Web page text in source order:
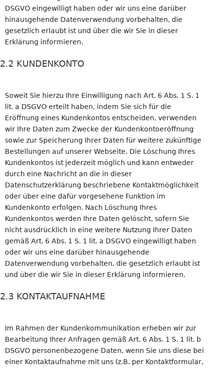
DSGVO eingewilligt haben oder wir uns eine darüber
hinausgehende Datenverwendung vorbehalten, die
gesetzlich erlaubt ist und über die wir Sie in dieser
Erklärung informieren.
2.2 KUNDENKONTO
Soweit Sie hierzu Ihre Einwilligung nach Art. 6 Abs. 1 S. 1
lit. a DSGVO erteilt haben, indem Sie sich für die
Eröffnung eines Kundenkontos entscheiden, verwenden
wir Ihre Daten zum Zwecke der Kundenkontoeröffnung
sowie zur Speicherung Ihrer Daten für weitere zukünftige
Bestellungen auf unserer Webseite. Die Löschung Ihres
Kundenkontos ist jederzeit möglich und kann entweder
durch eine Nachricht an die in dieser
Datenschutzerklärung beschriebene Kontaktmöglichkeit
oder über eine dafür vorgesehene Funktion im
Kundenkonto erfolgen. Nach Löschung Ihres
Kundenkontos werden Ihre Daten gelöscht, sofern Sie
nicht ausdrücklich in eine weitere Nutzung Ihrer Daten
gemäß Art. 6 Abs. 1 S. 1 lit. a DSGVO eingewilligt haben
oder wir uns eine darüber hinausgehende
Datenverwendung vorbehalten, die gesetzlich erlaubt ist
und über die wir Sie in dieser Erklärung informieren.
2.3 KONTAKTAUFNAHME
Im Rahmen der Kundenkommunikation erheben wir zur
Bearbeitung Ihrer Anfragen gemäß Art. 6 Abs. 1 S. 1 lit. b
DSGVO personenbezogene Daten, wenn Sie uns diese bei
einer Kontaktaufnahme mit uns (z.B. per Kontaktformular,